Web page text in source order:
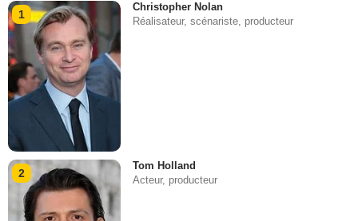
1
Christopher Nolan
Réalisateur, scénariste, producteur
2
Tom Holland
Acteur, producteur